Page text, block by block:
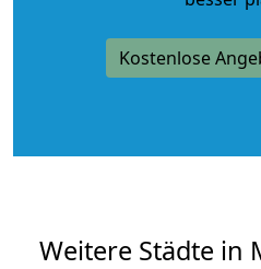
Kostenlose
Weitere Städte in